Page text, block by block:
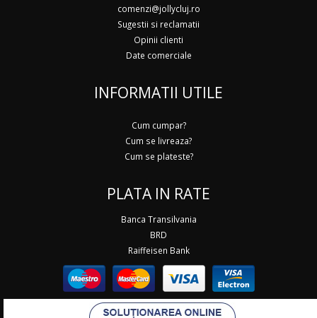
comenzi@jollycluj.ro
Sugestii si reclamatii
Opinii clienti
Date comerciale
INFORMATII UTILE
Cum cumpar?
Cum se livreaza?
Cum se plateste?
PLATA IN RATE
Banca Transilvania
BRD
Raiffeisen Bank